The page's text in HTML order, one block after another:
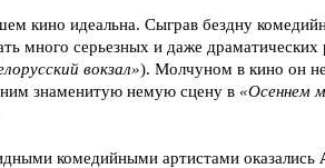
кино идеальна. Сыграв бездну
много серьезных и даже драматических
вокзал»). Молчуном в кино он
знаменитую немую сцену в «Осеннем
комедийными артистами оказались